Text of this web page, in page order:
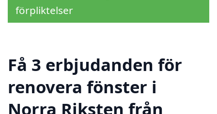
förpliktelser
Få 3 erbjudanden för
renovera fönster i
Norra Riksten från